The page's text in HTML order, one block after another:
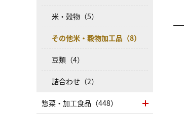
米・穀物（5）
その他米・穀物加工品（8）
豆類（4）
詰合わせ（2）
惣菜・加工食品（448）